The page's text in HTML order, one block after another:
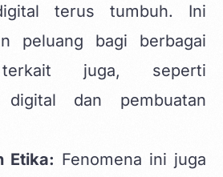
terus tumbuh. Ini
peluang bagi berbagai
juga, seperti
digital dan pembuatan
Etika: Fenomena ini juga